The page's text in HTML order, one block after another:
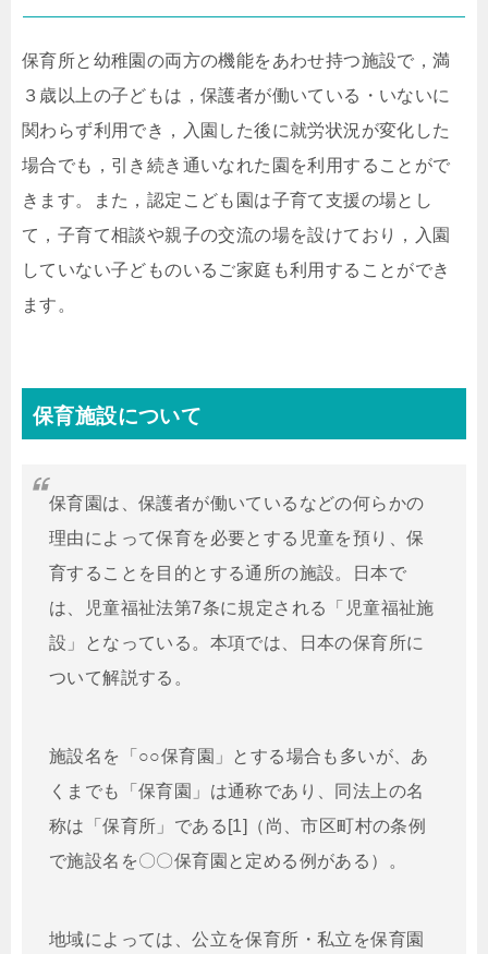
保育所と幼稚園の両方の機能をあわせ持つ施設で，満
３歳以上の子どもは，保護者が働いている・いないに
関わらず利用でき，入園した後に就労状況が変化した
場合でも，引き続き通いなれた園を利用することがで
きます。また，認定こども園は子育て支援の場とし
て，子育て相談や親子の交流の場を設けており，入園
していない子どものいるご家庭も利用することができ
ます。
保育施設について
保育園は、保護者が働いているなどの何らかの
理由によって保育を必要とする児童を預り、保
育することを目的とする通所の施設。日本で
は、児童福祉法第7条に規定される「児童福祉施
設」となっている。本項では、日本の保育所に
ついて解説する。
施設名を「○○保育園」とする場合も多いが、あ
くまでも「保育園」は通称であり、同法上の名
称は「保育所」である[1]（尚、市区町村の条例
で施設名を〇〇保育園と定める例がある）。
地域によっては、公立を保育所・私立を保育園